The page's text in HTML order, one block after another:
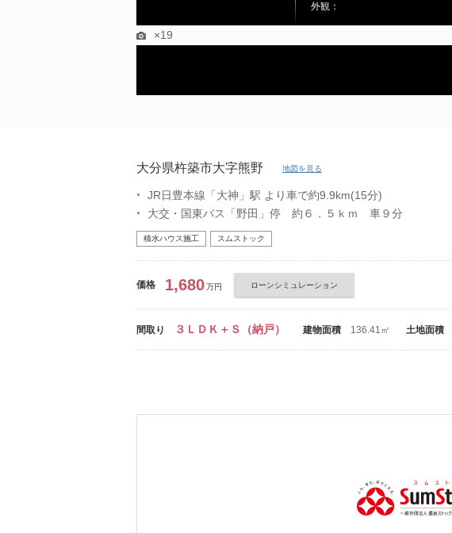
外観：
×19
大分県杵築市大字熊野 地図を見る
JR日豊本線「大神」駅 より車で約9.9km(15分)
大交・国東バス「野田」停 約６．５ｋｍ 車９分
積水ハウス施工 スムストック
価格 1,680万円 ローンシミュレーション
間取り ３ＬＤＫ＋Ｓ（納戸） 建物面積 136.41㎡ 土地面積